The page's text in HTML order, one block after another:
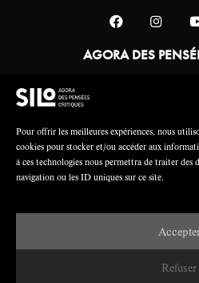
Pour offrir les meilleures expériences, nous
cookies pour stocker et/ou accéder aux
à ces technologies nous permettra de traiter des
navigation ou les ID uniques sur ce site.
Refuser
AGORA DES